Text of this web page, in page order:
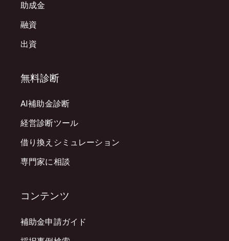
助成金
融資
出資
無料診断
AI補助金診断
経営診断ツール
借り換えシミュレーション
専門家に相談
コンテンツ
補助金申請ガイド